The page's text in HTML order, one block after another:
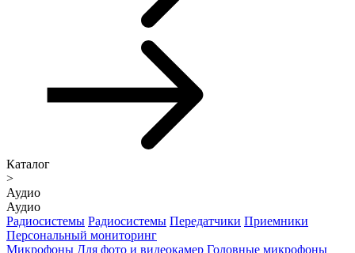
Каталог
>
Аудио
Аудио
Радиосистемы Радиосистемы Передатчики Приемники
Персональный мониторинг
Микрофоны Для фото и видеокамер Головные микрофоны